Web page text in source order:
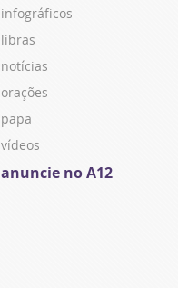
infográficos
libras
notícias
orações
papa
vídeos
anuncie no A12